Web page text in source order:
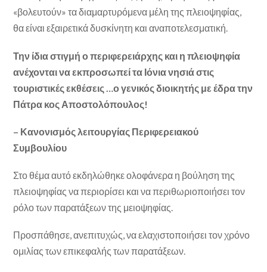
«βολευτούν» τα διαμαρτυρόμενα μέλη της πλειοψηφίας,
θα είναι εξαιρετικά δυσκίνητη και αναποτελεσματική.
Την ίδια στιγμή ο περιφερειάρχης και η πλειοψηφία
ανέχονται να εκπροσωπεί τα Ιόνια νησιά στις
τουριστικές εκθέσεις …ο γενικός διοικητής με έδρα την
Πάτρα κος Αποστολόπουλος!
– Κανονισμός λειτουργίας Περιφερειακού
Συμβουλίου
Στο θέμα αυτό εκδηλώθηκε ολοφάνερα η βούληση της
πλειοψηφίας να περιορίσει και να περιθωριοποιήσει τον
ρόλο των παρατάξεων της μειοψηφίας.
Προσπάθησε, ανεπιτυχώς, να ελαχιστοποιήσει τον χρόνο
ομιλίας των επικεφαλής των παρατάξεων.